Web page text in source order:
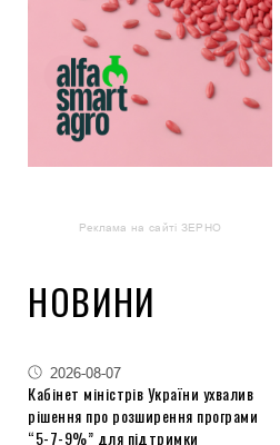
Реклама на сайті ЗЕРНО
НОВИНИ
2026-08-07
Кабінет міністрів України ухвалив
рішення про розширення програми
“5-7-9%” для підтримки